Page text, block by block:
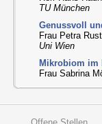
TU München
Genussvoll
Frau Petra Rust
Uni Wien
Mikrobiom im
Frau Sabrina